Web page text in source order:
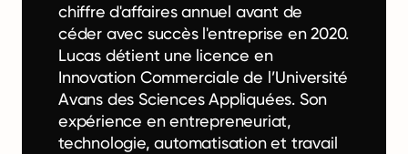
chiffre d'affaires annuel avant de
céder avec succès l'entreprise en 2020.
Lucas détient une licence en
Innovation Commerciale de l’Université
Avans des Sciences Appliquées. Son
expérience en entrepreneuriat,
technologie, automatisation et travail